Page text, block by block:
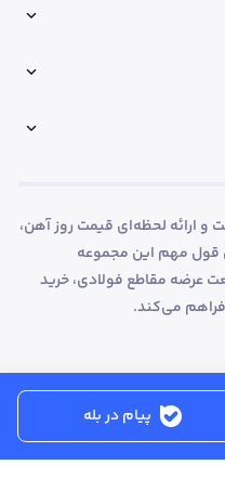
پیام در بله
و ارائه لحظه‌ای قیمت روز آهن،
مهم این مجموعه
عرضه مقاطع فولادی، خرید
فراهم می‌کند.
17:00